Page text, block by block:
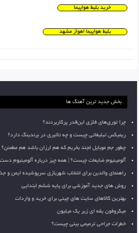
خرید بلیط هواپیما
بلیط هواپیما اهواز مشهد
بخش جدید ترین آهنگ ها
چرا توری‌های فلزی این‌قدر پرکاربردند؟
ریمیکس تبلیغاتی چیست و چه تاثیری در برندینگ دارد؟
چطور جم موبایل لجند بخریم که هم ارزان باشد هم مطمئن؟
آلومینیوم ضایعات چیست؟ | همه چیز درباره آلومینیوم
راهنمای والدین برای انتخاب شهربازی سرپوشیده ایمن و
روش های جدید آموزشی برای پایه ششم ابتدایی
بهترین کالاهای سایت های چینی برای خرید و واردات
میکروفون یقه ای زیر یک میلیون
خطرات جراحی ترمیمی بینی چیست؟